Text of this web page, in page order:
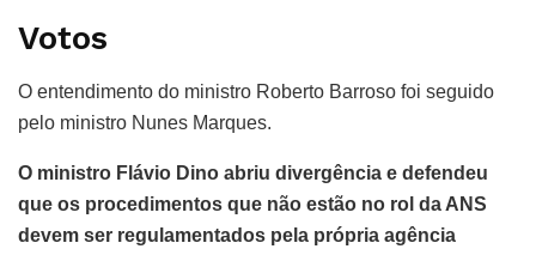
Votos
O entendimento do ministro Roberto Barroso foi seguido
pelo ministro Nunes Marques.
O ministro Flávio Dino abriu divergência e defendeu
que os procedimentos que não estão no rol da ANS
devem ser regulamentados pela própria agência